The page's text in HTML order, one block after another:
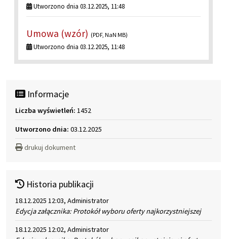
Utworzono dnia 03.12.2025, 11:48
Umowa (wzór) (PDF, NaN MB)
Utworzono dnia 03.12.2025, 11:48
Informacje
Liczba wyświetleń: 1452
Utworzono dnia: 03.12.2025
drukuj dokument
Historia publikacji
18.12.2025 12:03, Administrator
Edycja załącznika: Protokół wyboru oferty najkorzystniejszej
18.12.2025 12:02, Administrator